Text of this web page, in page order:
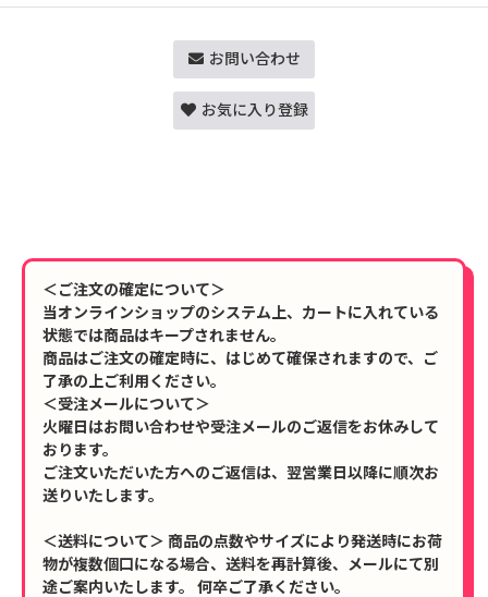
お問い合わせ
お気に入り登録
＜ご注文の確定について＞
当オンラインショップのシステム上、カートに入れている
状態では商品はキープされません。
商品はご注文の確定時に、はじめて確保されますので、ご
了承の上ご利用ください。
＜受注メールについて＞
火曜日はお問い合わせや受注メールのご返信をお休みして
おります。
ご注文いただいた方へのご返信は、翌営業日以降に順次お
送りいたします。
＜送料について＞ 商品の点数やサイズにより発送時にお荷
物が複数個口になる場合、送料を再計算後、メールにて別
途ご案内いたします。 何卒ご了承ください。